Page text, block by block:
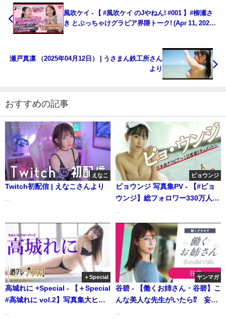
風吹ケイ - 【 #風吹ケイ のJやねん! #001 】#柳瀬さ
き とぶっちゃけグラビア界隈トーク! (Apr 11, 2025)
瀬戸真凛 （2025年04月12日） | うさまん鉄工所さん
より
おすすめの記事
えなこ
Twitch初配信 | えなこさんより
...
ピョウンジ
ピョウンジ 写真集PV - 【#ピョ
ウンジ】総フォロワー330万人！
ビア～１日密着ドキュメント～
（2023年04月26日） | 週プレ
Channel【集英社 週刊プレイボ
ーイ公式】さんより
...
＋Special
高城れに +Special - 【＋Special
#高城れに vol.2】写真集大ヒッ
ヤンマガ
谷碧 - 【働くお姉さん・谷碧】こ
んな美人な先生がいたら⁉️ 妄想